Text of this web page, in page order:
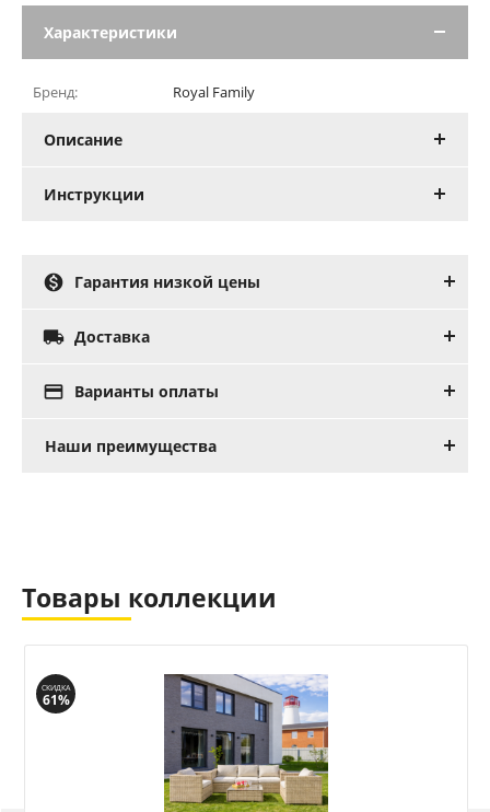
Характеристики
Бренд: Royal Family
Описание
Инструкции
 Гарантия низкой цены
 Доставка
 Варианты оплаты
Наши преимущества
Товары коллекции
СКИДКА
61%